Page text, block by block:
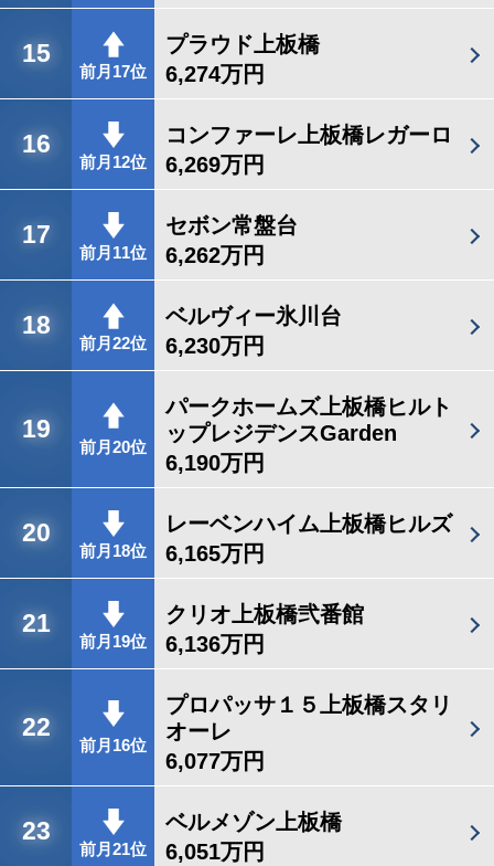
15
前月17位
プラウド上板橋
6,274万円
16
前月12位
コンファーレ上板橋レガーロ
6,269万円
17
前月11位
セボン常盤台
6,262万円
18
前月22位
ベルヴィー氷川台
6,230万円
19
前月20位
パークホームズ上板橋ヒルト
ップレジデンスGarden
6,190万円
20
前月18位
レーベンハイム上板橋ヒルズ
6,165万円
21
前月19位
クリオ上板橋弐番館
6,136万円
22
前月16位
プロパッサ１５上板橋スタリ
オーレ
6,077万円
23
前月21位
ベルメゾン上板橋
6,051万円